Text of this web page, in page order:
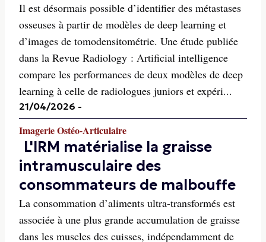
Il est désormais possible d’identifier des métastases
osseuses à partir de modèles de deep learning et
d’images de tomodensitométrie. Une étude publiée
dans la Revue Radiology : Artificial intelligence
compare les performances de deux modèles de deep
learning à celle de radiologues juniors et expéri...
21/04/2026 -
Imagerie Ostéo-Articulaire
L'IRM matérialise la graisse
intramusculaire des
consommateurs de malbouffe
La consommation d’aliments ultra-transformés est
associée à une plus grande accumulation de graisse
dans les muscles des cuisses, indépendamment de